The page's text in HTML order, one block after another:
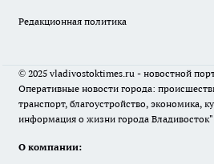
Редакционная политика
© 2025 vladivostoktimes.ru - новостной
Оперативные новости города:
транспорт, благоустройство, экономика,
информация о жизни города Владивосток"
О компании: